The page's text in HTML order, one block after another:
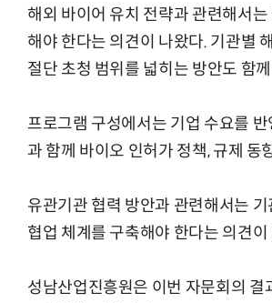
해외 바이어 유치 전략과 관련해서
해야 한다는 의견이 나왔다. 기관별
절단 초청 범위를 넓히는 방안도 함
프로그램 구성에서는 기업 수요를
과 함께 바이오 인허가 정책, 규제
유관기관 협력 방안과 관련해서는
협업 체계를 구축해야 한다는 의견이
성남산업진흥원은 이번 자문회의